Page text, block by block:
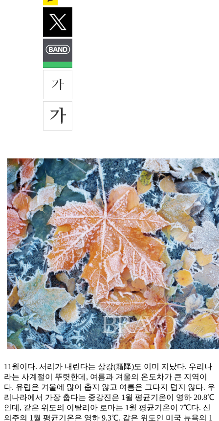
11월이다. 서리가 내린다는 상강(霜降)도 이미 지났다. 우리나
라는 사계절이 뚜렷한데, 여름과 겨울의 온도차가 큰 지역이
다. 유럽은 겨울에 많이 춥지 않고 여름은 그다지 덥지 않다. 우
리나라에서 가장 춥다는 중강진은 1월 평균기온이 영하 20.8℃
인데, 같은 위도의 이탈리아 로마는 1월 평균기온이 7℃다. 신
의주의 1월 평균기온은 영하 9.3℃, 같은 위도인 미국 뉴욕의 1